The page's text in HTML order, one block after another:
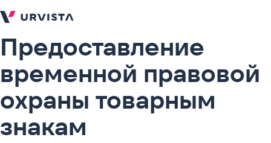
Предоставление
временной правовой
охраны товарным
знакам